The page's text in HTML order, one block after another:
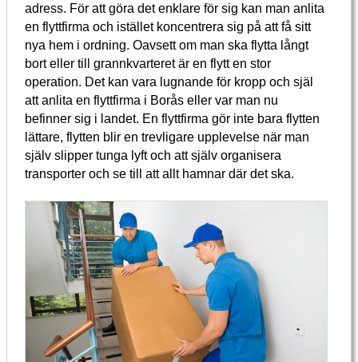
adress. För att göra det enklare för sig kan man anlita
en flyttfirma och istället koncentrera sig på att få sitt
nya hem i ordning. Oavsett om man ska flytta långt
bort eller till grannkvarteret är en flytt en stor
operation. Det kan vara lugnande för kropp och själ
att anlita en flyttfirma i Borås eller var man nu
befinner sig i landet. En flyttfirma gör inte bara flytten
lättare, flytten blir en trevligare upplevelse när man
själv slipper tunga lyft och att själv organisera
transporter och se till att allt hamnar där det ska.